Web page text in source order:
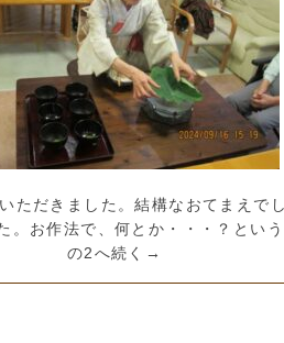
ただきました。結構なおてまえで
。お作法で、何とか・・・？とい
の2へ続く→